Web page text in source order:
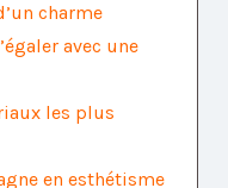
charme
avec une
les plus
en esthétisme